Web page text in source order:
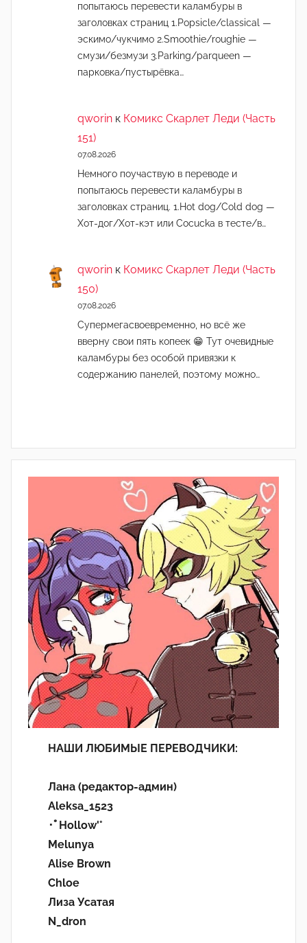
попытаюсь перевести каламбуры в
заголовках страниц 1.Popsicle/classical —
эскимо/чукчимо 2.Smoothie/roughie —
смузи/безмузи 3.Parking/parqueen —
парковка/пустырёвка…
qworin к Комикс Скарлет Леди (Часть
151)
07.08.2026
Немного поучаствую в переводе и
попытаюсь перевести каламбуры в
заголовках страниц. 1.Hot dog/Cold dog —
Хот-дог/Хот-кэт или Cocucka в тесте/в…
qworin к Комикс Скарлет Леди (Часть
150)
07.08.2026
Супермегасвоевременно, но всё же
вверну свои пять копеек 😁 Тут очевидные
каламбуры без особой привязки к
содержанию панелей, поэтому можно…
НАШИ ЛЮБИМЫЕ ПЕРЕВОДЧИКИ:
Лана (редактор-админ)
Aleksa_1523
･ﾟHollow'°
Melunya
Alise Brown
Chloe
Лиза Усатая
N_dron